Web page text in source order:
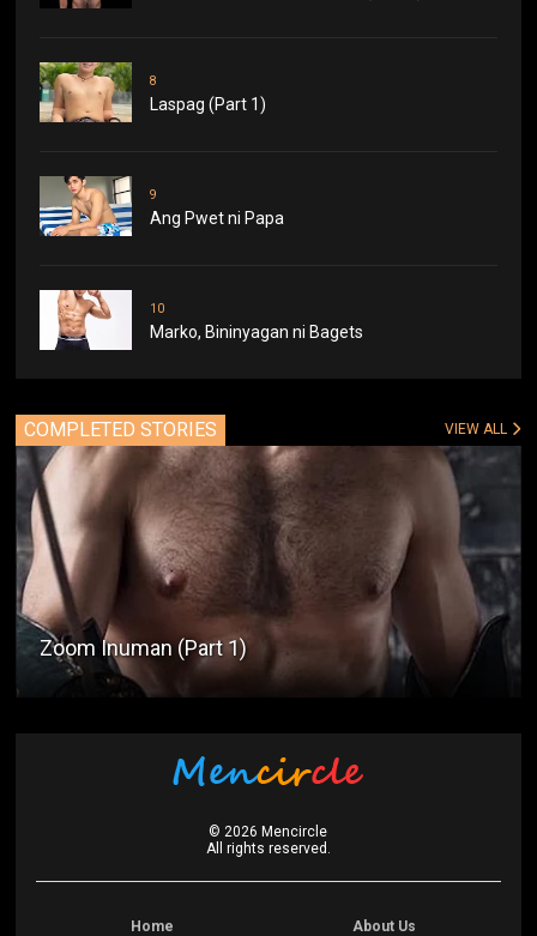
8
Laspag (Part 1)
9
Ang Pwet ni Papa
10
Marko, Bininyagan ni Bagets
COMPLETED STORIES VIEW ALL
Zoom Inuman (Part 1)
© 2026 Mencircle
All rights reserved.
Home About Us